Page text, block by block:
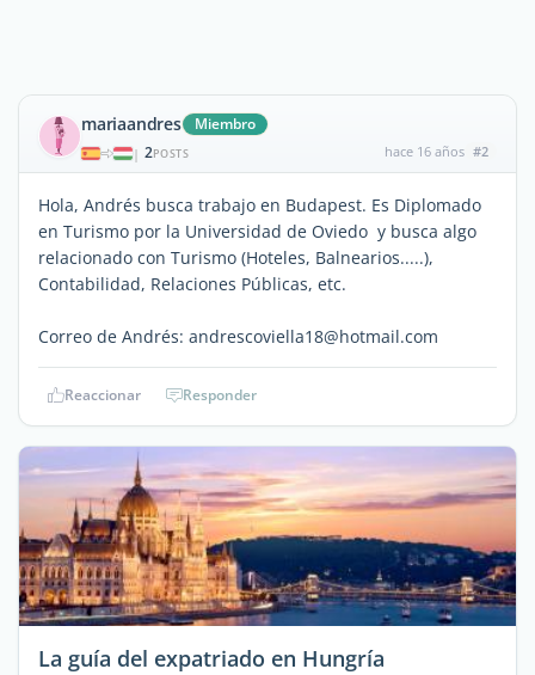
mariaandres Miembro
| 2POSTS hace 16 años #2
Hola, Andrés busca trabajo en Budapest. Es Diplomado
en Turismo por la Universidad de Oviedo y busca algo
relacionado con Turismo (Hoteles, Balnearios.....),
Contabilidad, Relaciones Públicas, etc.
Correo de Andrés: andrescoviella18@hotmail.com
Reaccionar Responder
La guía del expatriado en Hungría